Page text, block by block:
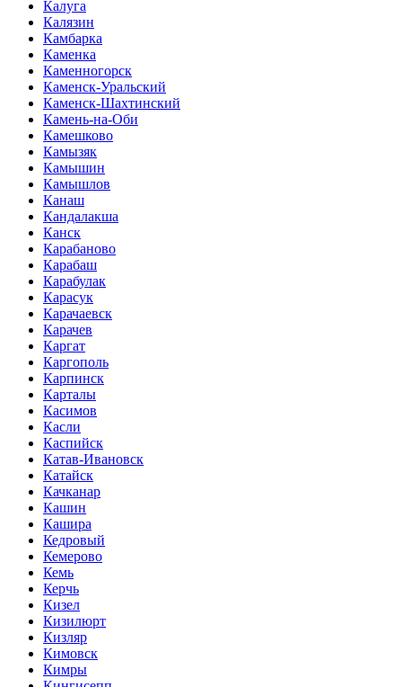
Калуга
Калязин
Камбарка
Каменка
Каменногорск
Каменск-Уральский
Каменск-Шахтинский
Камень-на-Оби
Камешково
Камызяк
Камышин
Камышлов
Канаш
Кандалакша
Канск
Карабаново
Карабаш
Карабулак
Карасук
Карачаевск
Карачев
Каргат
Каргополь
Карпинск
Карталы
Касимов
Касли
Каспийск
Катав-Ивановск
Катайск
Качканар
Кашин
Кашира
Кедровый
Кемерово
Кемь
Керчь
Кизел
Кизилюрт
Кизляр
Кимовск
Кимры